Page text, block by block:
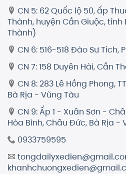
CN 5: 62 Quốc lộ 50, ấp
Thành, huyện Cần Giuộc,
Thành)
CN 6: 516-518 Đào Sư Tích,
CN 7: 158 Duyên Hải, Cần
CN 8: 283 Lê Hồng Phong,
Bà Rịa - Vũng Tàu
CN 9: Ấp 1 - Xuân Sơn -
Hòa Bình, Châu Đức, Bà Rịa -
0933759595